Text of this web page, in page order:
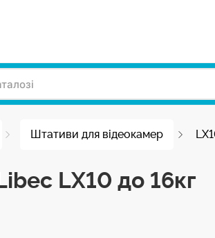
Штативи для відеокамер
LX10 до 16кг